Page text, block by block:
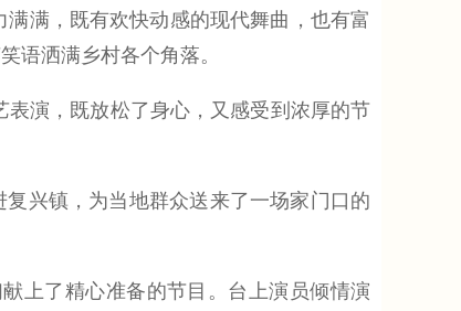
满，既有欢快动感的现代舞曲，也有富
语洒满乡村各个角落。
演，既放松了身心，又感受到浓厚的节
兴镇，为当地群众送来了一场家门口的
上了精心准备的节目。台上演员倾情演